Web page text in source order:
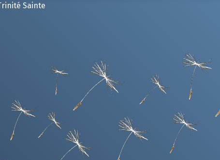
Sainte